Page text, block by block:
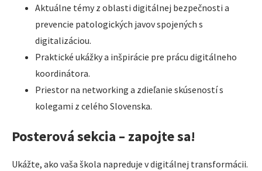
Aktuálne témy z oblasti digitálnej bezpečnosti a
prevencie patologických javov spojených s
digitalizáciou.
Praktické ukážky a inšpirácie pre prácu digitálneho
koordinátora.
Priestor na networking a zdieľanie skúseností s
kolegami z celého Slovenska.
Posterová sekcia – zapojte sa!
Ukážte, ako vaša škola napreduje v digitálnej transformácii.